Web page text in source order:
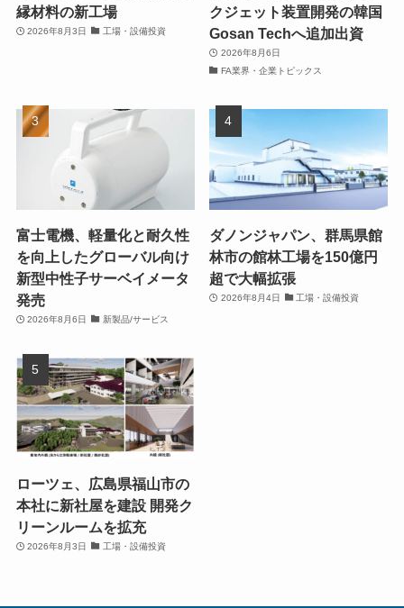
縁材料の新工場
2026年8月3日 工場・設備投資
クジェット装置開発の韓国
Gosan Techへ追加出資
2026年8月6日
FA業界・企業トピックス
富士電機、軽量化と耐久性
を向上したグローバル向け
新型中性子サーベイメータ
発売
2026年8月6日 新製品/サービス
ダノンジャパン、群馬県館
林市の館林工場を150億円
超で大幅拡張
2026年8月4日 工場・設備投資
ローツェ、広島県福山市の
本社に新社屋を建設 開発ク
リーンルームを拡充
2026年8月3日 工場・設備投資